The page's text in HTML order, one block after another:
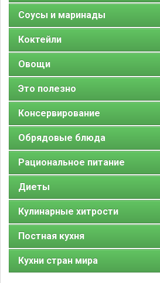
Соусы и маринады
Коктейли
Овощи
Это полезно
Консервирование
Обрядовые блюда
Рациональное питание
Диеты
Кулинарные хитрости
Постная кухня
Кухни стран мира